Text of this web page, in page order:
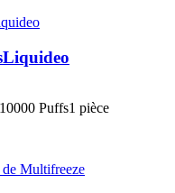
Liquideo
10000 Puffs1 pièce